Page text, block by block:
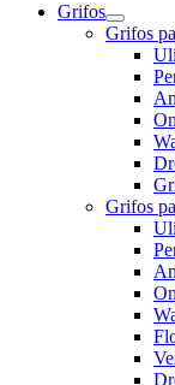
Grifos
Grifos
Grifos